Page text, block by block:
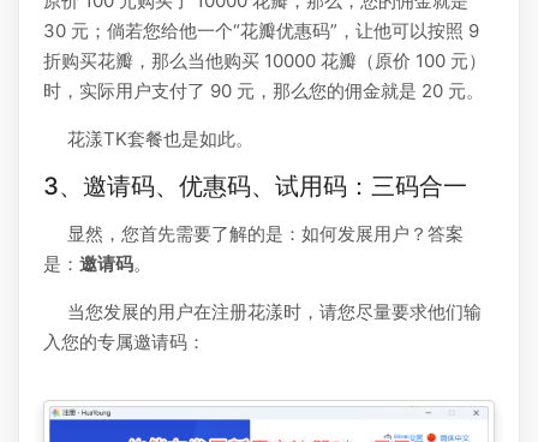
30 元；倘若您给他一个“花瓣优惠码”，让他可以按照 9
折购买花瓣，那么当他购买 10000 花瓣（原价 100 元）
时，实际用户支付了 90 元，那么您的佣金就是 20 元。
花漾TK套餐也是如此。
3、邀请码、优惠码、试用码：三码合一
显然，您首先需要了解的是：如何发展用户？答案
是： 邀请码。
当您发展的用户在注册花漾时，请您尽量要求他们输
入您的专属邀请码：